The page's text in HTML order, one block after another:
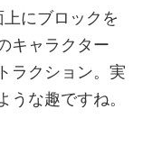
にブロックを
キャラクター
ラクション。実
な趣ですね。